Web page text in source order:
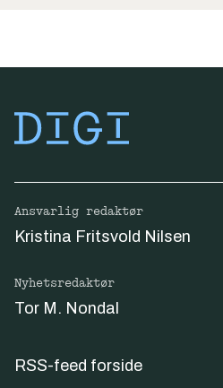
Ansvarlig redaktør
Kristina Fritsvold Nilsen
Nyhetsredaktør
Tor M. Nondal
RSS-feed forside